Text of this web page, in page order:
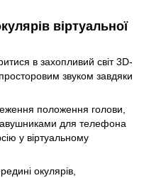
віртуальної
в захопливий світ 3D-
звуком завдяки
положення голови,
для телефона
у віртуальному
окулярів,